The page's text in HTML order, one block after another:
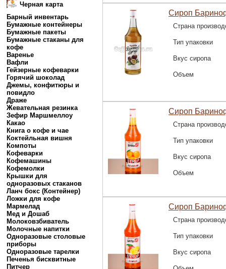
Черная карта
Барный инвентарь
Бумажные контейнеры
Бумажные пакеты
Бумажные стаканы для
кофе
Варенье
Вафли
Гейзерные кофеварки
Горячий шоколад
Джемы, конфитюры и
повидло
Драже
Жевательная резинка
Зефир Маршмеллоу
Какао
Книга о кофе и чае
Коктейльная вишня
Компоты
Кофеварки
Кофемашины
Кофемолки
Крышки для
одноразовых стаканов
Ланч бокс (Контейнер)
Ложки для кофе
Мармелад
Мед и Дошаб
Молоковзбиватель
Молочные напитки
Одноразовые столовые
приборы
Одноразовые тарелки
Печенья бисквитные
Питчер
Сироп
Страна
Тип упаковки
Вкус сиропа
Объем
Сироп
Страна
Тип упаковки
Вкус сиропа
Объем
Сироп
Страна
Тип упаковки
Вкус сиропа